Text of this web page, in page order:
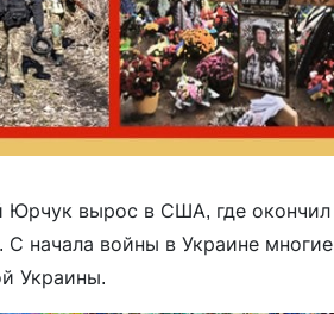
Юрчук вырос в США, где окончил
начала войны в Украине многие
Украины.